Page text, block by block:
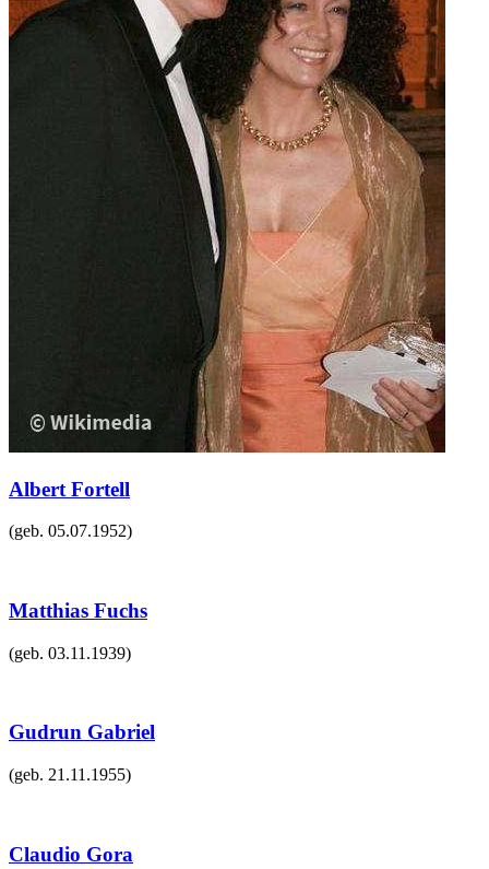
Albert Fortell
(geb. 05.07.1952)
Matthias Fuchs
(geb. 03.11.1939)
Gudrun Gabriel
(geb. 21.11.1955)
Claudio Gora